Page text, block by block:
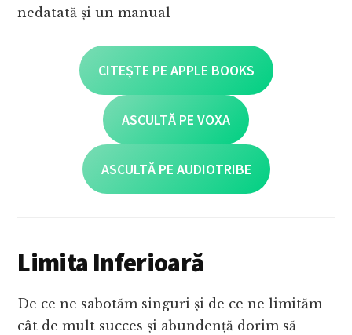
nedatată și un manual
CITEȘTE PE APPLE BOOKS
ASCULTĂ PE VOXA
ASCULTĂ PE AUDIOTRIBE
Limita Inferioară
De ce ne sabotăm singuri și de ce ne limităm
cât de mult succes și abundență dorim să